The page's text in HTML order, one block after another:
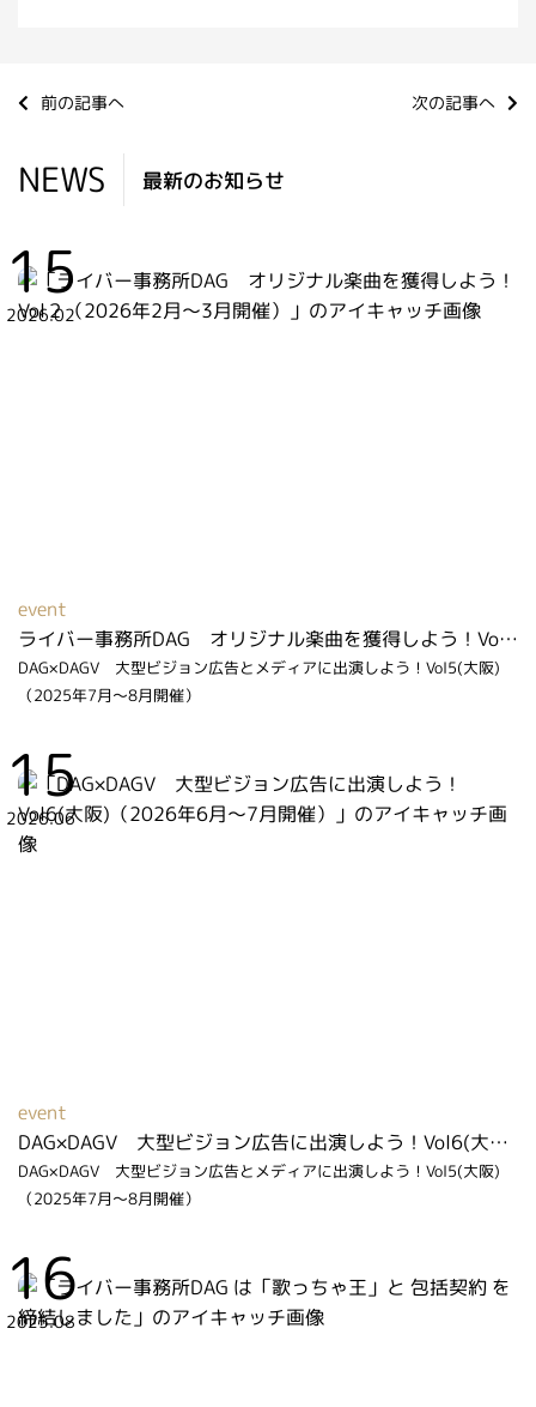
前の記事へ 次の記事へ
NEWS 最新のお知らせ
15
2026.02
event
ライバー事務所DAG オリジナル楽曲を獲得しよう！Vol２（2026年2月～3月開催）
DAG×DAGV 大型ビジョン広告とメディアに出演しよう！Vol5(大阪)
（2025年7月～8月開催）
15
2026.06
event
DAG×DAGV 大型ビジョン広告に出演しよう！Vol6(大阪)（2026年6月～7月開催）
DAG×DAGV 大型ビジョン広告とメディアに出演しよう！Vol5(大阪)
（2025年7月～8月開催）
16
2025.08